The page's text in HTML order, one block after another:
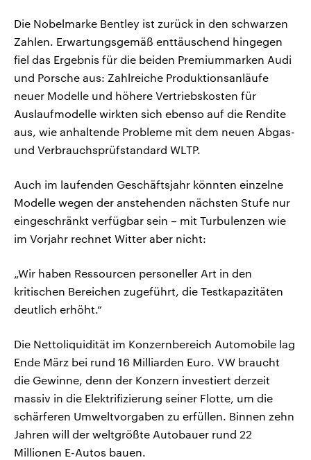
Die Nobelmarke Bentley ist zurück in den schwarzen
Zahlen. Erwartungsgemäß enttäuschend hingegen
fiel das Ergebnis für die beiden Premiummarken Audi
und Porsche aus: Zahlreiche Produktionsanläufe
neuer Modelle und höhere Vertriebskosten für
Auslaufmodelle wirkten sich ebenso auf die Rendite
aus, wie anhaltende Probleme mit dem neuen Abgas-
und Verbrauchsprüfstandard WLTP.
Auch im laufenden Geschäftsjahr könnten einzelne
Modelle wegen der anstehenden nächsten Stufe nur
eingeschränkt verfügbar sein – mit Turbulenzen wie
im Vorjahr rechnet Witter aber nicht:
„Wir haben Ressourcen personeller Art in den
kritischen Bereichen zugeführt, die Testkapazitäten
deutlich erhöht.“
Die Nettoliquidität im Konzernbereich Automobile lag
Ende März bei rund 16 Milliarden Euro. VW braucht
die Gewinne, denn der Konzern investiert derzeit
massiv in die Elektrifizierung seiner Flotte, um die
schärferen Umweltvorgaben zu erfüllen. Binnen zehn
Jahren will der weltgrößte Autobauer rund 22
Millionen E-Autos bauen.